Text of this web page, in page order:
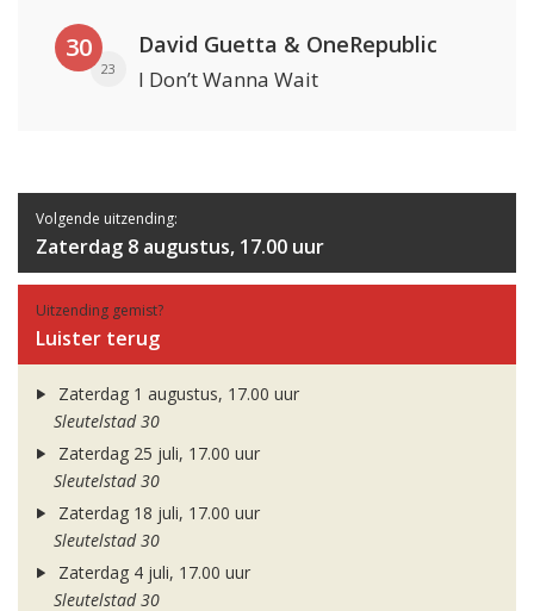
30
23
David Guetta & OneRepublic
I Don’t Wanna Wait
Volgende uitzending:
Zaterdag 8 augustus, 17.00 uur
Uitzending gemist?
Luister terug
Zaterdag 1 augustus, 17.00 uur
Sleutelstad 30
Zaterdag 25 juli, 17.00 uur
Sleutelstad 30
Zaterdag 18 juli, 17.00 uur
Sleutelstad 30
Zaterdag 4 juli, 17.00 uur
Sleutelstad 30